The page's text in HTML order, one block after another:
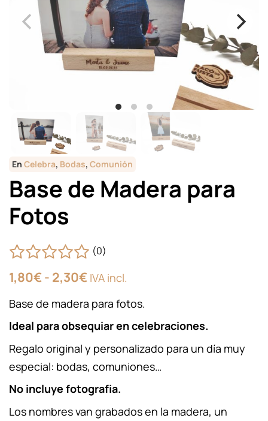
En Celebra, Bodas, Comunión
Base de Madera para
Fotos
(0)
1,80€- 2,30€Rango
precios:
desde
1,80€
2,30€
IVA incl.
Base de madera para fotos.
Ideal para obsequiar en celebraciones.
Regalo original y personalizado para un día muy
especial: bodas, comuniones…
No incluye fotografia.
Los nombres van grabados en la madera, un